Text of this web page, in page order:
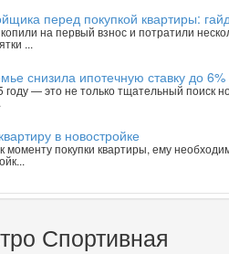
перед покупкой квартиры:
на первый взнос и потратили
...
снизила ипотечную ставку до
году — это не только тщательный поиск
в новостройке
моменту покупки квартиры, ему
Спортивная